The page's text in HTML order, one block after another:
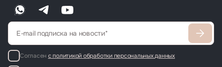
Согласен с политикой обработки персональных данных